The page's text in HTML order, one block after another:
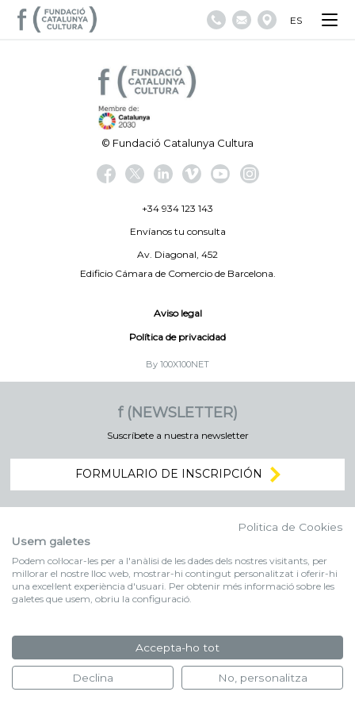
ES
© Fundació Catalunya Cultura
+34 934 123 143
Envíanos tu consulta
Av. Diagonal, 452
Edificio Cámara de Comercio de Barcelona.
Aviso legal
Política de privacidad
By 100X100NET
f (NEWSLETTER)
Suscríbete a nuestra newsletter
FORMULARIO DE INSCRIPCIÓN
Politica de Cookies
Usem galetes
Podem col·locar-les per a l'anàlisi de les dades dels nostres visitants, per
millorar el nostre lloc web, mostrar-hi contingut personalitzat i oferir-hi
una excel·lent experiència d'usuari. Per obtenir més informació sobre les
galetes que usem, obriu la configuració.
Accepta-ho tot
Declina No, personalitza